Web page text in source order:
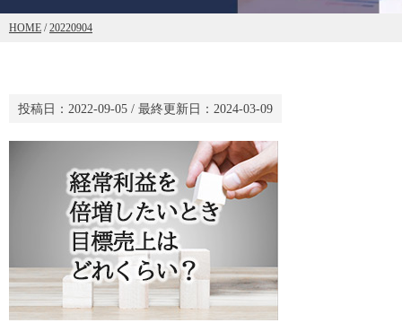
HOME /20220904
投稿日： 2022-09-05 / 最終更新日： 2024-03-09